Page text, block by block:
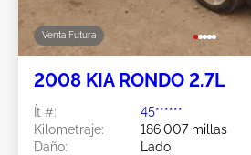
Venta Futura
2008 KIA RONDO 2.7L
Ít #:
45******
Kilometraje:
186,007 millas
Daño:
Lado